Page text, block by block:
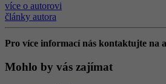
více o autorovi
články autora
Pro více informací nás kontaktujte na
Mohlo by vás zajímat